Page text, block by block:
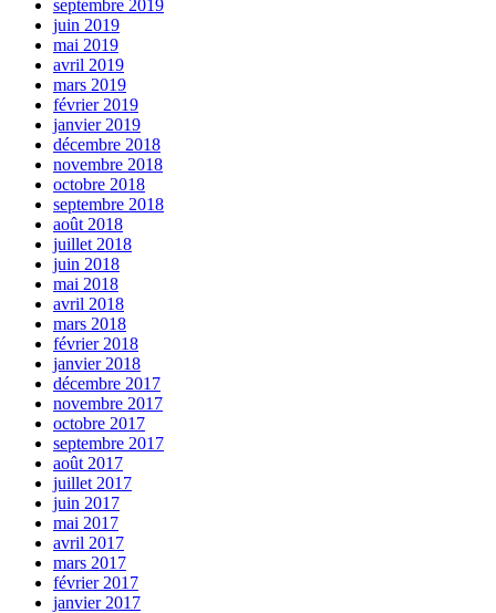
septembre 2019
juin 2019
mai 2019
avril 2019
mars 2019
février 2019
janvier 2019
décembre 2018
novembre 2018
octobre 2018
septembre 2018
août 2018
juillet 2018
juin 2018
mai 2018
avril 2018
mars 2018
février 2018
janvier 2018
décembre 2017
novembre 2017
octobre 2017
septembre 2017
août 2017
juillet 2017
juin 2017
mai 2017
avril 2017
mars 2017
février 2017
janvier 2017